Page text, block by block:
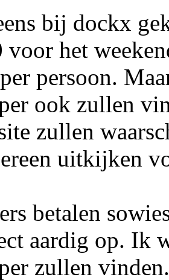
bij dockx
voor het
persoon.
ook zullen
zullen
uitkijken
betalen
aardig op. Ik
zullen